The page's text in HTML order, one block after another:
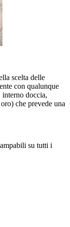
scelta delle
con qualunque
interno doccia,
che prevede una
su tutti i